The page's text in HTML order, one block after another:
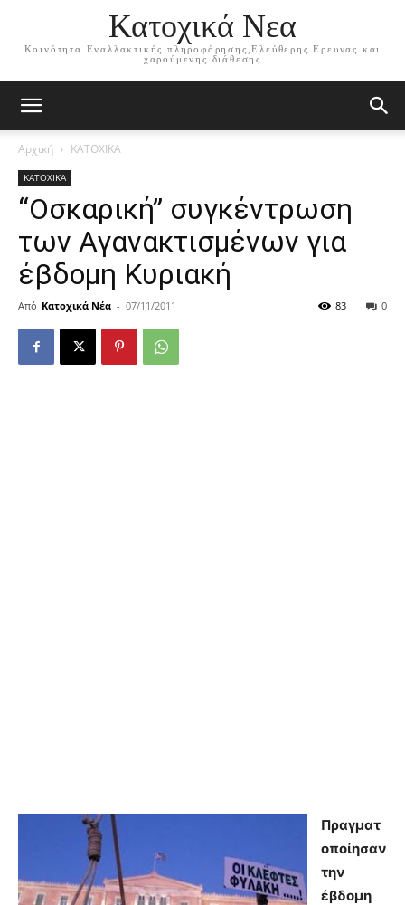
Κατοχικά Νεα
Κοινότητα Εναλλακτικής πληροφόρησης,Ελεύθερης Ερευνας και
χαρούμενης διάθεσης
Αρχική ΚΑΤΟΧΙΚΑ
ΚΑΤΟΧΙΚΑ
“Οσκαρική” συγκέντρωση
των Αγανακτισμένων για
έβδομη Κυριακή
Από Κατοχικά Νέα - 07/11/2011 0
83
Πραγματ
οποίησαν
την
έβδομη